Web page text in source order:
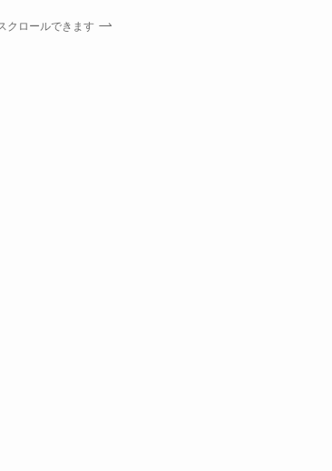
スクロールできます